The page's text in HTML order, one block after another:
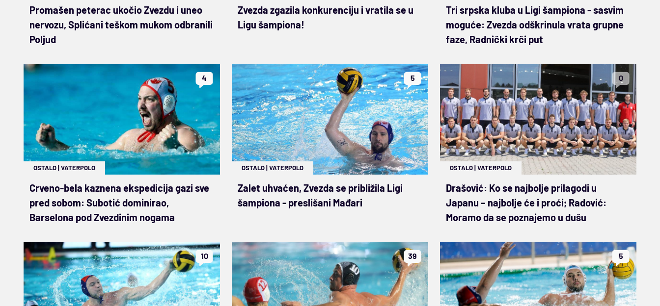
Promašen peterac ukočio Zvezdu i uneo
nervozu, Splićani teškom mukom odbranili
Poljud
Zvezda zgazila konkurenciju i vratila se u
Ligu šampiona!
Tri srpska kluba u Ligi šampiona - sasvim
moguće: Zvezda odškrinula vrata grupne
faze, Radnički krči put
4
OSTALO|VATERPOLO
Crveno-bela kaznena ekspedicija gazi sve
pred sobom: Subotić dominirao,
Barselona pod Zvezdinim nogama
5
OSTALO|VATERPOLO
Zalet uhvaćen, Zvezda se približila Ligi
šampiona - preslišani Mađari
0
OSTALO|VATERPOLO
Drašović: Ko se najbolje prilagodi u
Japanu – najbolje će i proći; Radović:
Moramo da se poznajemo u dušu
10 39 5